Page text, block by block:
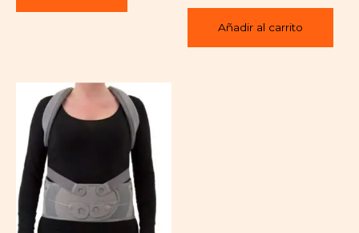
Añadir al carrito